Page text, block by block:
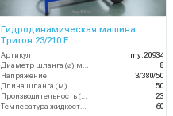
Гидродинамическая машина
Тритон 23/210 Е
Артикул
my.20934
8
Напряжение
3/380/50
Длина шланга (м)
50
23
60